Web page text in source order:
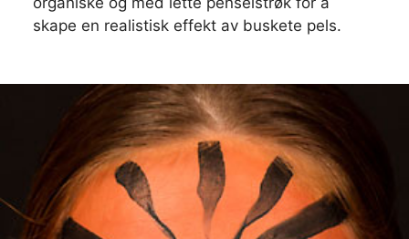
skape en realistisk effekt av buskete pels.